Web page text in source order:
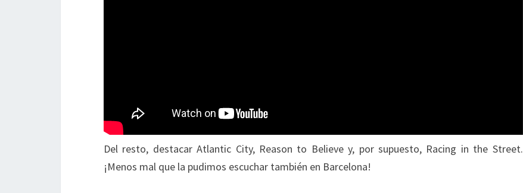
Del resto, destacar Atlantic City, Reason to Believe y, por supuesto, Racing in the Street.
¡Menos mal que la pudimos escuchar también en Barcelona!